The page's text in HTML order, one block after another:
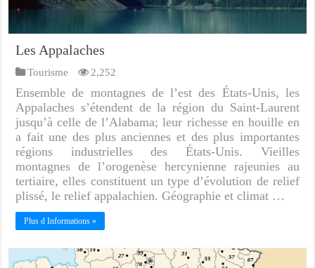
Les Appalaches
Tourisme 2,252
Ensemble de montagnes de l’est des États-Unis, les
Appalaches s’étendent de la région du Saint-Laurent
jusqu’à celle de l’Alabama; leur richesse en houille en
a fait une des plus anciennes et des plus importantes
régions industrielles des États-Unis. Vieilles
montagnes de l’orogenèse hercynienne rajeunies au
tertiaire, elles constituent un type d’évolution de relief
plissé, le relief appalachien. Géographie et climat …
Plus d Informations »